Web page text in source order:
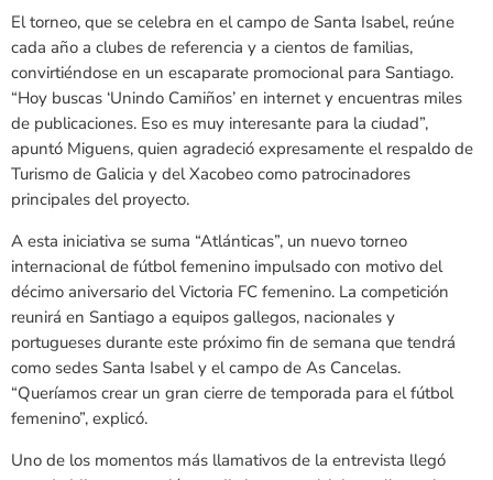
El torneo, que se celebra en el campo de Santa Isabel, reúne
cada año a clubes de referencia y a cientos de familias,
convirtiéndose en un escaparate promocional para Santiago.
“Hoy buscas ‘Unindo Camiños’ en internet y encuentras miles
de publicaciones. Eso es muy interesante para la ciudad”,
apuntó Miguens, quien agradeció expresamente el respaldo de
Turismo de Galicia y del Xacobeo como patrocinadores
principales del proyecto.
A esta iniciativa se suma “Atlánticas”, un nuevo torneo
internacional de fútbol femenino impulsado con motivo del
décimo aniversario del Victoria FC femenino. La competición
reunirá en Santiago a equipos gallegos, nacionales y
portugueses durante este próximo fin de semana que tendrá
como sedes Santa Isabel y el campo de As Cancelas.
“Queríamos crear un gran cierre de temporada para el fútbol
femenino”, explicó.
Uno de los momentos más llamativos de la entrevista llegó